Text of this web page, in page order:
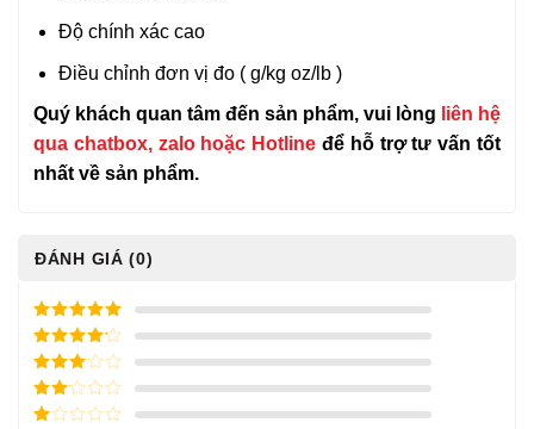
Độ chính xác cao
Điều chỉnh đơn vị đo ( g/kg oz/lb )
Quý khách quan tâm đến sản phẩm, vui lòng liên hệ
qua chatbox, zalo hoặc Hotline để hỗ trợ tư vấn tốt
nhất về sản phẩm.
ĐÁNH GIÁ (0)
5/ 5 điểm
4/ 5
điểm
3/ 5
điểm
2/